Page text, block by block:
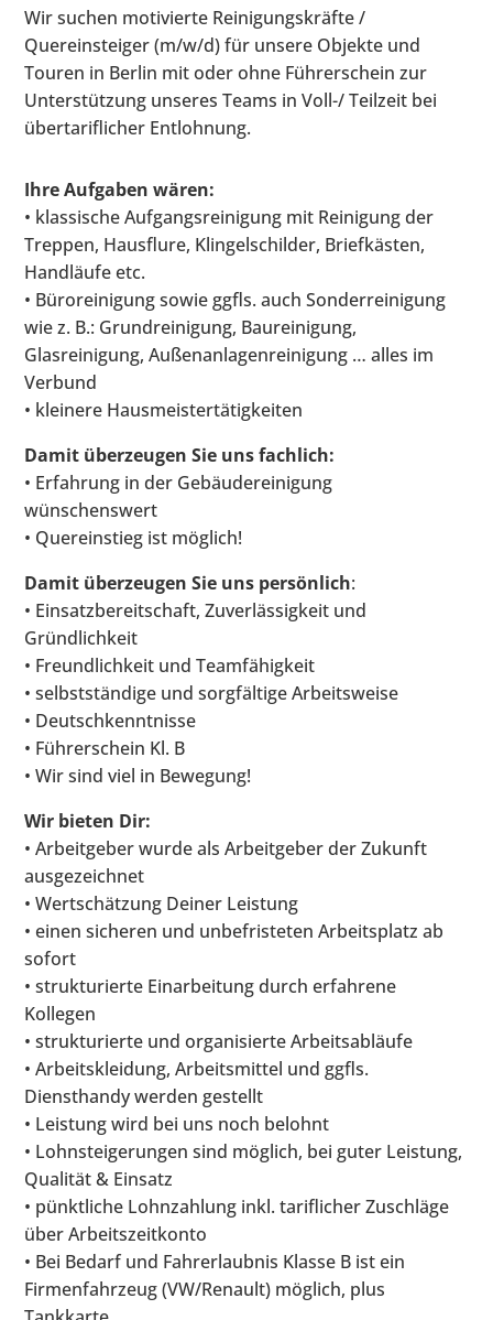
Wir suchen motivierte Reinigungskräfte /
Quereinsteiger (m/w/d) für unsere Objekte und
Touren in Berlin mit oder ohne Führerschein zur
Unterstützung unseres Teams in Voll-/ Teilzeit bei
übertariflicher Entlohnung.
Ihre Aufgaben wären:
• klassische Aufgangsreinigung mit Reinigung der
Treppen, Hausflure, Klingelschilder, Briefkästen,
Handläufe etc.
• Büroreinigung sowie ggfls. auch Sonderreinigung
wie z. B.: Grundreinigung, Baureinigung,
Glasreinigung, Außenanlagenreinigung … alles im
Verbund
• kleinere Hausmeistertätigkeiten
Damit überzeugen Sie uns fachlich:
• Erfahrung in der Gebäudereinigung
wünschenswert
• Quereinstieg ist möglich!
Damit überzeugen Sie uns persönlich:
• Einsatzbereitschaft, Zuverlässigkeit und
Gründlichkeit
• Freundlichkeit und Teamfähigkeit
• selbstständige und sorgfältige Arbeitsweise
• Deutschkenntnisse
• Führerschein Kl. B
• Wir sind viel in Bewegung!
Wir bieten Dir:
• Arbeitgeber wurde als Arbeitgeber der Zukunft
ausgezeichnet
• Wertschätzung Deiner Leistung
• einen sicheren und unbefristeten Arbeitsplatz ab
sofort
• strukturierte Einarbeitung durch erfahrene
Kollegen
• strukturierte und organisierte Arbeitsabläufe
• Arbeitskleidung, Arbeitsmittel und ggfls.
Diensthandy werden gestellt
• Leistung wird bei uns noch belohnt
• Lohnsteigerungen sind möglich, bei guter Leistung,
Qualität & Einsatz
• pünktliche Lohnzahlung inkl. tariflicher Zuschläge
über Arbeitszeitkonto
• Bei Bedarf und Fahrerlaubnis Klasse B ist ein
Firmenfahrzeug (VW/Renault) möglich, plus